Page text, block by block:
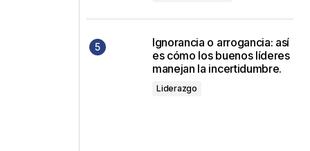
Ignorancia o arrogancia: así
es cómo los buenos líderes
manejan la incertidumbre.
Liderazgo